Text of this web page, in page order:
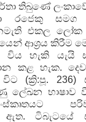
තිබුණේ
රජෙකු සමග
එකල ලෝක
ආශ්‍රය කිරීම
විය හැකි යැයි
කළ හැක.
(ක්‍රි:පූ. 236)
ලේඛන භාෂාව
ටිබැටයේ